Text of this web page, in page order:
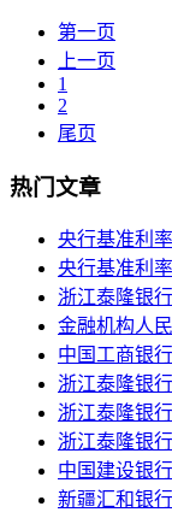
第一页
上一页
1
2
尾页
热门文章
央行基准利率
央行基准利
浙江泰隆银
金融机构人
中国工商银
浙江泰隆银
浙江泰隆银
浙江泰隆银
中国建设银
新疆汇和银